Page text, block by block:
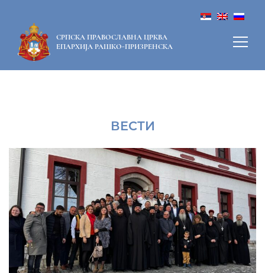
СРПСКА ПРАВОСЛАВНА ЦРКВА
ЕПАРХИЈА РАШКО-ПРИЗРЕНСКА
ВЕСТИ